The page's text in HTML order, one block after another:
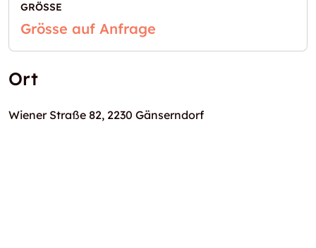
GRÖSSE
Grösse auf Anfrage
Ort
Wiener Straße 82, 2230 Gänserndorf